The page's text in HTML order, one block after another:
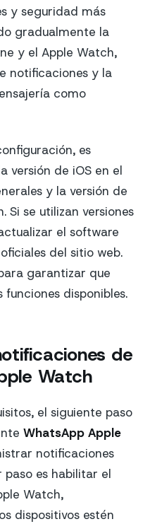
y seguridad más
gradualmente la
y el Apple Watch,
notificaciones y la
como
es
versión de iOS en el
y la versión de
Si se utilizan versiones
el software
del sitio web.
garantizar que
disponibles.
de
Watch
el siguiente paso
WhatsApp Apple
notificaciones
es habilitar el
Watch,
dispositivos estén